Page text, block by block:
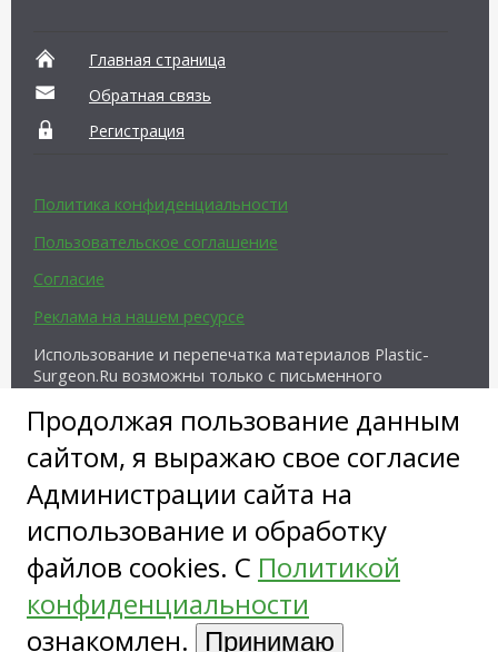
Продолжая пользование данным
сайтом, я выражаю свое согласие
Администрации сайта на
использование и обработку
файлов cookies. С Политикой
конфиденциальности
ознакомлен.
Главная страница
Обратная связь
Регистрация
Политика конфиденциальности
Пользовательское соглашение
Согласие
Реклама на нашем ресурсе
Использование и перепечатка материалов Plastic-
Surgeon.Ru возможны только с письменного
разрешения администрации и при наличии
активной ссылки на источник.